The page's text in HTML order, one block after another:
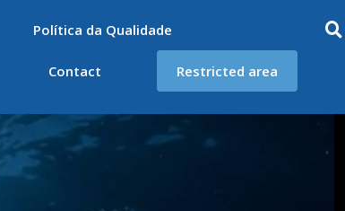
Política da Qualidade
Contact Restricted area